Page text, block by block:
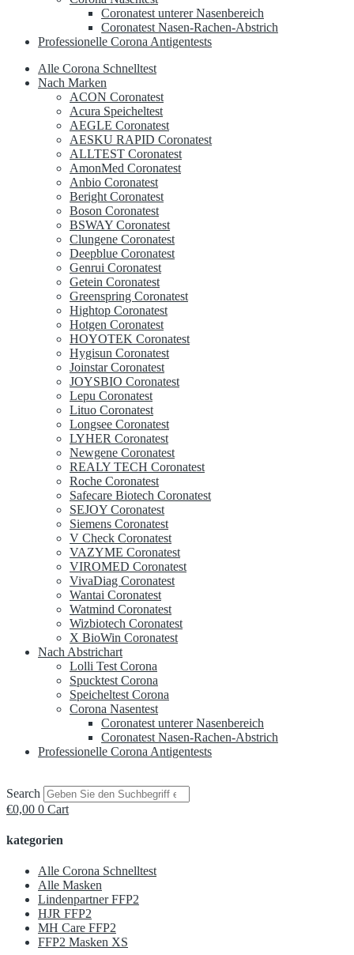
Coronatest unterer Nasenbereich
Coronatest Nasen-Rachen-Abstrich
Professionelle Corona Antigentests
Alle Corona Schnelltest
Nach Marken
ACON Coronatest
Acura Speicheltest
AEGLE Coronatest
AESKU RAPID Coronatest
ALLTEST Coronatest
AmonMed Coronatest
Anbio Coronatest
Beright Coronatest
Boson Coronatest
BSWAY Coronatest
Clungene Coronatest
Deepblue Coronatest
Genrui Coronatest
Getein Coronatest
Greenspring Coronatest
Hightop Coronatest
Hotgen Coronatest
HOYOTEK Coronatest
Hygisun Coronatest
Joinstar Coronatest
JOYSBIO Coronatest
Lepu Coronatest
Lituo Coronatest
Longsee Coronatest
LYHER Coronatest
Newgene Coronatest
REALY TECH Coronatest
Roche Coronatest
Safecare Biotech Coronatest
SEJOY Coronatest
Siemens Coronatest
V Check Coronatest
VAZYME Coronatest
VIROMED Coronatest
VivaDiag Coronatest
Wantai Coronatest
Watmind Coronatest
Wizbiotech Coronatest
X BioWin Coronatest
Nach Abstrichart
Lolli Test Corona
Spucktest Corona
Speicheltest Corona
Corona Nasentest
Coronatest unterer Nasenbereich
Coronatest Nasen-Rachen-Abstrich
Professionelle Corona Antigentests
Search
€0,00 0 Cart
kategorien
Alle Corona Schnelltest
Alle Masken
Lindenpartner FFP2
HJR FFP2
MH Care FFP2
FFP2 Masken XS